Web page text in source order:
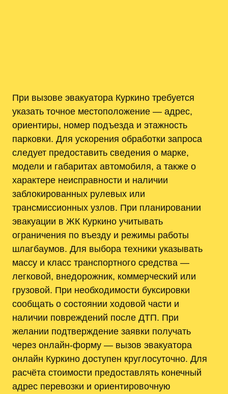
При вызове эвакуатора Куркино требуется
указать точное местоположение — адрес,
ориентиры, номер подъезда и этажность
парковки. Для ускорения обработки запроса
следует предоставить сведения о марке,
модели и габаритах автомобиля, а также о
характере неисправности и наличии
заблокированных рулевых или
трансмиссионных узлов. При планировании
эвакуации в ЖК Куркино учитывать
ограничения по въезду и режимы работы
шлагбаумов. Для выбора техники указывать
массу и класс транспортного средства —
легковой, внедорожник, коммерческий или
грузовой. При необходимости буксировки
сообщать о состоянии ходовой части и
наличии повреждений после ДТП. При
желании подтверждение заявки получать
через онлайн-форму — вызов эвакуатора
онлайн Куркино доступен круглосуточно. Для
расчёта стоимости предоставлять конечный
адрес перевозки и ориентировочную